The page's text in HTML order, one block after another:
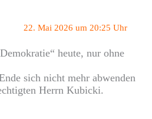
22. Mai 2026 um 20:25 Uhr
heute, nur ohne
sich nicht mehr abwenden
Herrn Kubicki.